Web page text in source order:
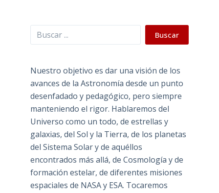
Buscar Buscar
Nuestro objetivo es dar una visión de los
avances de la Astronomía desde un punto
desenfadado y pedagógico, pero siempre
manteniendo el rigor. Hablaremos del
Universo como un todo, de estrellas y
galaxias, del Sol y la Tierra, de los planetas
del Sistema Solar y de aquéllos
encontrados más allá, de Cosmología y de
formación estelar, de diferentes misiones
espaciales de NASA y ESA. Tocaremos